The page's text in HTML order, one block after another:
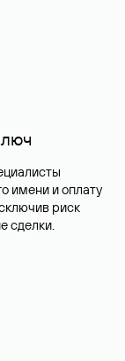
имени и оплату
риск
сделки.